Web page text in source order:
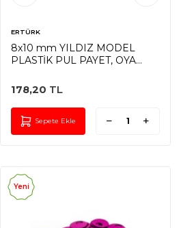
ERTÜRK
8x10 mm YILDIZ MODEL
PLASTİK PUL PAYET, OYA
PUL, FUŞYA RENK
178,20 TL
Sepete Ekle
Yeni